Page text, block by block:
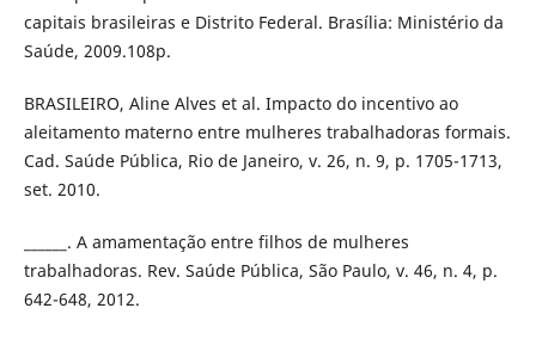
capitais brasileiras e Distrito Federal. Brasília: Ministério da
Saúde, 2009.108p.
BRASILEIRO, Aline Alves et al. Impacto do incentivo ao
aleitamento materno entre mulheres trabalhadoras formais.
Cad. Saúde Pública, Rio de Janeiro, v. 26, n. 9, p. 1705-1713,
set. 2010.
______. A amamentação entre filhos de mulheres
trabalhadoras. Rev. Saúde Pública, São Paulo, v. 46, n. 4, p.
642-648, 2012.